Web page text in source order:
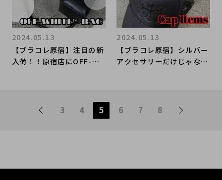
【ブラコレ原宿】注目の新
入荷！！原宿店にOFF-WH
2024.05.13
【ブラコレ原宿】シルバー
アクセサリーだけじゃな
2024.05.13
3 4 5 6 7 8